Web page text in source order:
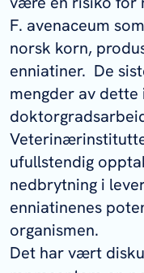
F. avenaceum
norsk korn,
enniatiner. De
mengder av
ufullstendig
nedbrytning i
enniatinenes
organismen.
Det har vært